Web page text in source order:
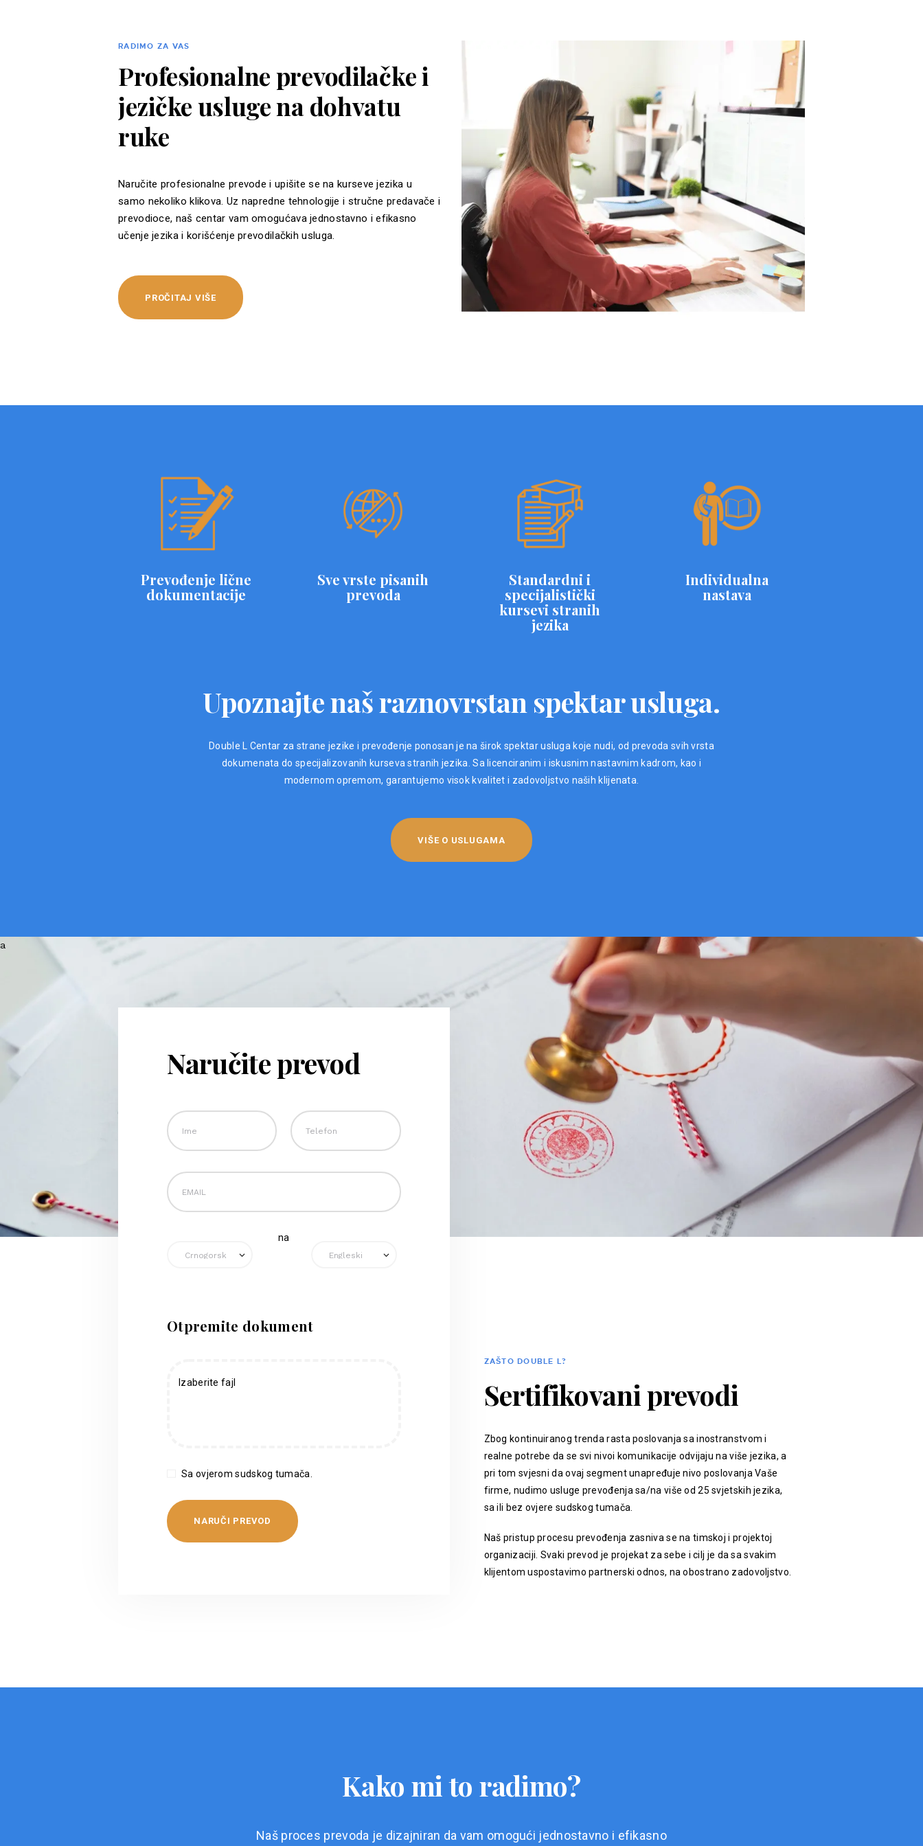
RADIMO ZA VAS
Profesionalne prevodilačke i
jezičke usluge na dohvatu
ruke
Naručite profesionalne prevode i upišite se na kurseve jezika u
samo nekoliko klikova. Uz napredne tehnologije i stručne predavače i
prevodioce, naš centar vam omogućava jednostavno i efikasno
učenje jezika i korišćenje prevodilačkih usluga.
PROČITAJ VIŠE
Prevođenje lične
dokumentacije
Sve vrste pisanih
prevoda
Standardni i
specijalistički
kursevi stranih
jezika
Individualna
nastava
Upoznajte naš raznovrstan spektar usluga.
Double L Centar za strane jezike i prevođenje ponosan je na širok spektar usluga koje nudi, od prevoda svih vrsta
dokumenata do specijalizovanih kurseva stranih jezika. Sa licenciranim i iskusnim nastavnim kadrom, kao i
modernom opremom, garantujemo visok kvalitet i zadovoljstvo naših klijenata.
VIŠE O USLUGAMA
Naručite prevod
na
Otpremite dokument
Izaberite fajl
Sa ovjerom sudskog tumača.
ZAŠTO DOUBLE L?
Sertifikovani prevodi
Zbog kontinuiranog trenda rasta poslovanja sa inostranstvom i
realne potrebe da se svi nivoi komunikacije odvijaju na više jezika, a
pri tom svjesni da ovaj segment unapređuje nivo poslovanja Vaše
firme, nudimo usluge prevođenja sa/na više od 25 svjetskih jezika,
sa ili bez ovjere sudskog tumača.
Naš pristup procesu prevođenja zasniva se na timskoj i projektoj
organizaciji. Svaki prevod je projekat za sebe i cilj je da sa svakim
klijentom uspostavimo partnerski odnos, na obostrano zadovoljstvo.
Kako mi to radimo?
Naš proces prevoda je dizajniran da vam omogući jednostavno i efikasno